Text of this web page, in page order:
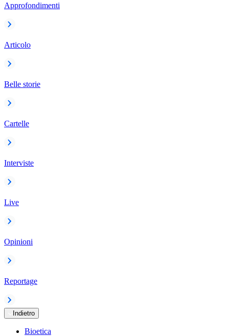
Approfondimenti
Articolo
Belle storie
Cartelle
Interviste
Live
Opinioni
Reportage
Indietro
Bioetica